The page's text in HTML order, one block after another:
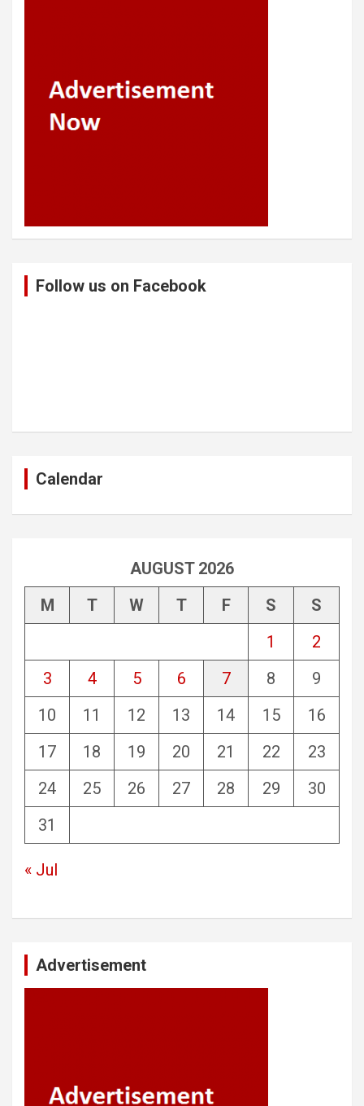
Follow us on Facebook
Calendar
AUGUST 2026
M
T W T F S
S
1
2
3
4 5 6 7 8
9
10
11 12 13 14 15
16
17
18 19 20 21 22
23
24
25 26 27 28 29
30
31
« Jul
Advertisement